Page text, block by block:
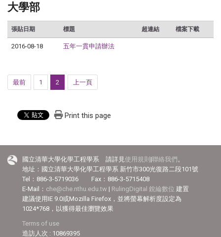
大學部
張貼日期 標題 超連結 檔案下載
2016-08-18 五年一貫申請辦法
最前 1 2 上一頁
Print this page
國立清華大學化學工程學系 請詳見使用規則 |聯絡我們 。
地址：國立清華大學化學工程學系 新竹市300光復路二段101號
Tel：886-3-5719036 Fax：886-3-5715408
E-Mail： che@che.nthu.edu.tw | RulingDigital 銳綸數位 建置
建議使用IE 9.0或Mozilla Firefox，並將螢幕解析度設定為
1024*768，以獲得最佳瀏覽效果
Terms of use
造訪人次 : 10869395